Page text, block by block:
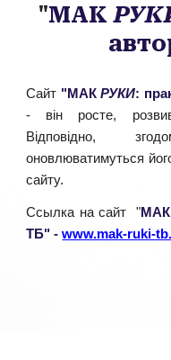
"МАК
Сайт "МАКРУКИ:
- він росте,
Відповідно,
оновлюватимуться
сайту.
Ссылка на сайт "МАК
ТБ" -www.mak-ruki-